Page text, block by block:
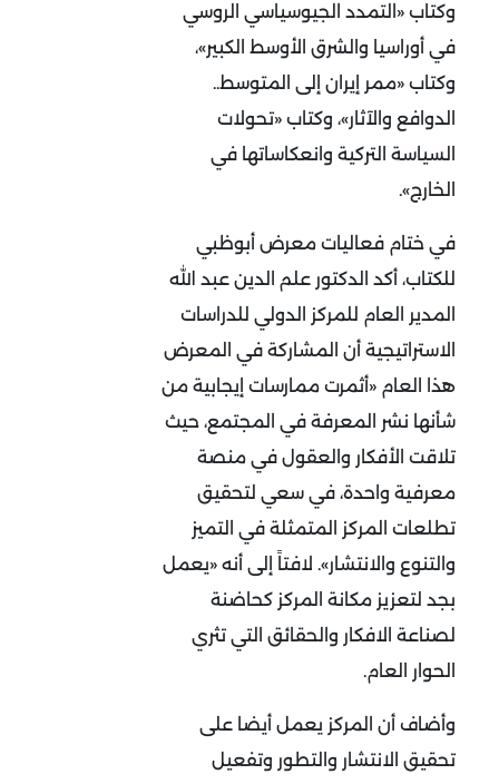
وكتاب «التمدد الجيوسياسي الروسي
في أوراسيا والشرق الأوسط الكبير»،
وكتاب «ممر إيران إلى المتوسط..
الدوافع والآثار»، وكتاب «تحولات
السياسة التركية وانعكاساتها في
الخارج».
في ختام فعاليات معرض أبوظبي
للكتاب، أكد الدكتور علم الدين عبد الله
المدير العام للمركز الدولي للدراسات
الاستراتيجية أن المشاركة في المعرض
هذا العام «أثمرت ممارسات إيجابية من
شأنها نشر المعرفة في المجتمع، حيث
تلاقت الأفكار والعقول في منصة
معرفية واحدة، في سعي لتحقيق
تطلعات المركز المتمثلة في التميز
والتنوع والانتشار». لافتاً إلى أنه «يعمل
بجد لتعزيز مكانة المركز كحاضنة
لصناعة الافكار والحقائق التي تثري
الحوار العام.
وأضاف أن المركز يعمل أيضا على
تحقيق الانتشار والتطور وتفعيل